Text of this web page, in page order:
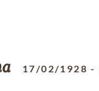
17/02/1928 -